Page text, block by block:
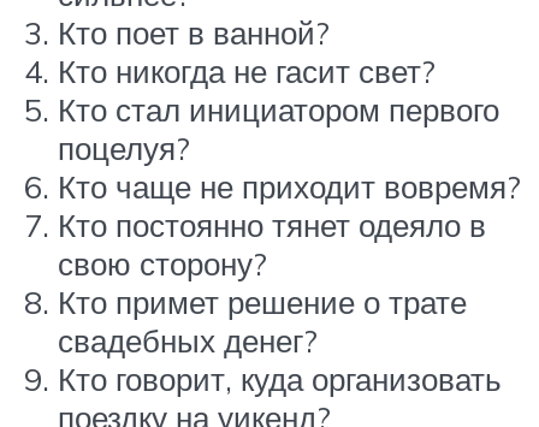
Кто поет в ванной?
Кто никогда не гасит свет?
Кто стал инициатором первого
поцелуя?
Кто чаще не приходит вовремя?
Кто постоянно тянет одеяло в
свою сторону?
Кто примет решение о трате
свадебных денег?
Кто говорит, куда организовать
поездку на уикенд?